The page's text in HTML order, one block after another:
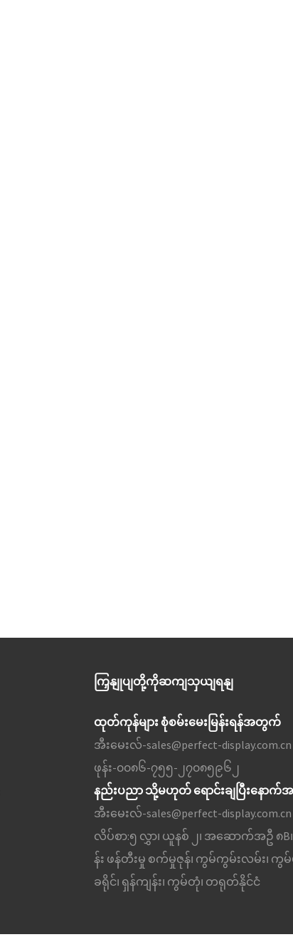
ကြှနျုပျတို့ကိုဆကျသှယျရနျ
ထုတ်ကုန်များ စုံစမ်းမေးမြန်းရန်အတွက်
အီးမေးလ်-sales@perfect-display.com.cn
ဖုန်း-၀၀၈၆-၇၅၅-၂၇၀၈၅၉၆၂
နည်းပညာ သို့မဟုတ် ရောင်းချပြီးနော
အီးမေးလ်-sales@perfect-display.com.cn
လိပ်စာ:၅ လွှာ၊ ယူနစ် ၂၊ အဆောက်အဦ ၈B၊
န်း ဖန်တီးမှု စက်မှုဇုန်၊ ကွမ်ကွမ်းလမ်း၊ ကွမ်
ခရိုင်၊ ရှန်ကျန်း၊ ကွမ်တုံ၊ တရုတ်နိုင်ငံ